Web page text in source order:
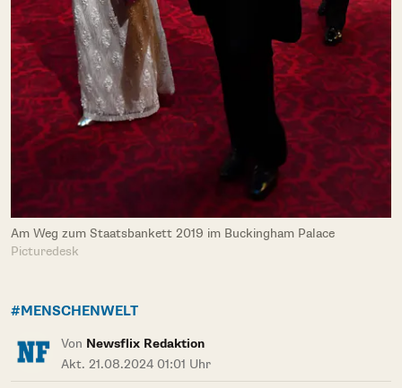
Am Weg zum Staatsbankett 2019 im Buckingham Palace
Picturedesk
#MENSCHENWELT
Von Newsflix Redaktion
Akt. 21.08.2024 01:01 Uhr